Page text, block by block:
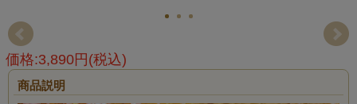
価格:3,890円(税込)
商品説明